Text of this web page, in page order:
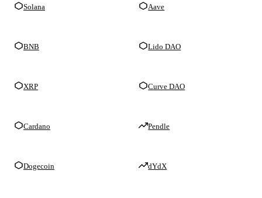
Solana
BNB
XRP
Cardano
Dogecoin
Aave
Lido DAO
Curve DAO
Pendle
dYdX